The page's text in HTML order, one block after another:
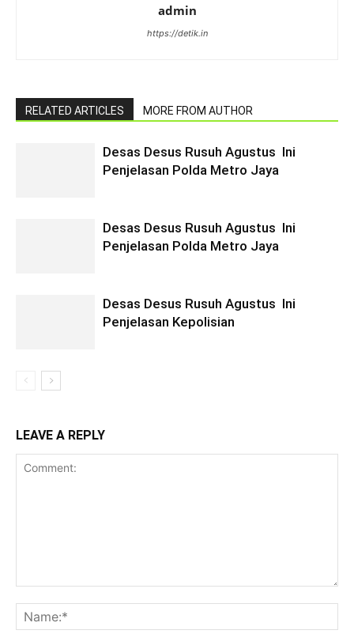
admin
https://detik.in
RELATED ARTICLES MORE FROM AUTHOR
Desas Desus Rusuh Agustus Ini
Penjelasan Polda Metro Jaya
Desas Desus Rusuh Agustus Ini
Penjelasan Polda Metro Jaya
Desas Desus Rusuh Agustus Ini
Penjelasan Kepolisian
LEAVE A REPLY